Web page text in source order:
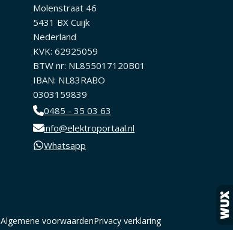
Molenstraat 46
5431 BX Cuijk
Nederland
KVK: 62925059
BTW nr: NL855017120B01
IBAN: NL83RABO
0303159839
0485 - 35 03 63
info@elektroportaal.nl
Whatsapp
Algemene voorwaardenPrivacy verklaring